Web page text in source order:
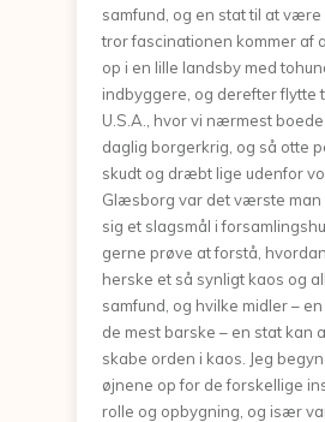
samfund, og en stat til at være
tror fascinationen kommer af
op i en lille landsby med
indbyggere, og derefter flytte
U.S.A., hvor vi nærmest
daglig borgerkrig, og så otte
skudt og dræbt lige udenfor
Glæsborg var det værste
sig et slagsmål i
gerne prøve at forstå,
herske et så synligt kaos og
samfund, og hvilke midler –
de mest barske – en stat kan
skabe orden i kaos. Jeg
øjnene op for de forskellige
rolle og opbygning, og især